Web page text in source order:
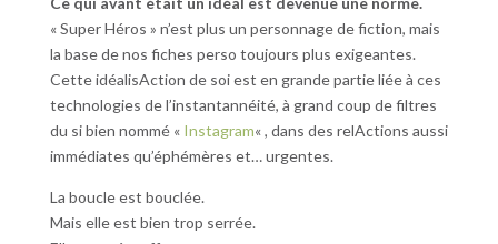
« Super Héros » n’est plus un personnage de fiction, mais
la base de nos fiches perso toujours plus exigeantes.
Cette idéalisAction de soi est en grande partie liée à ces
technologies de l’instantannéité, à grand coup de filtres
du si bien nommé « Instagram« , dans des relActions aussi
immédiates qu’éphémères et… urgentes.
La boucle est bouclée.
Mais elle est bien trop serrée.